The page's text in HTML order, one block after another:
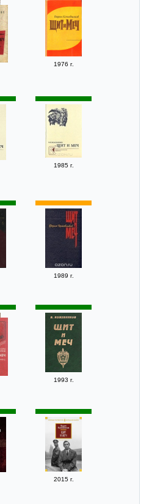
1976 г.
1985 г.
1989 г.
1993 г.
2015 г.